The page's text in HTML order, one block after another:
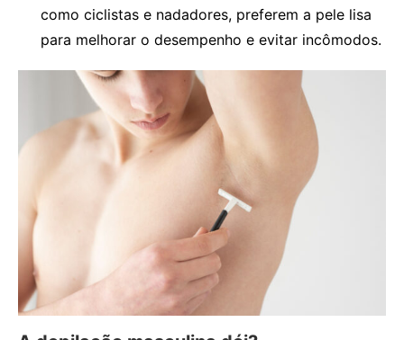
como ciclistas e nadadores, preferem a pele lisa
para melhorar o desempenho e evitar incômodos.